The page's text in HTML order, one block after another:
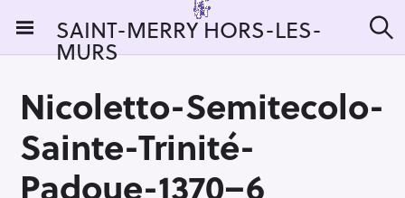
i
SAINT-MERRY HORS-LES-
MURS e
c
h
Nicoletto-Semitecolo-
Sainte-Trinité-
Padoue-1370–6